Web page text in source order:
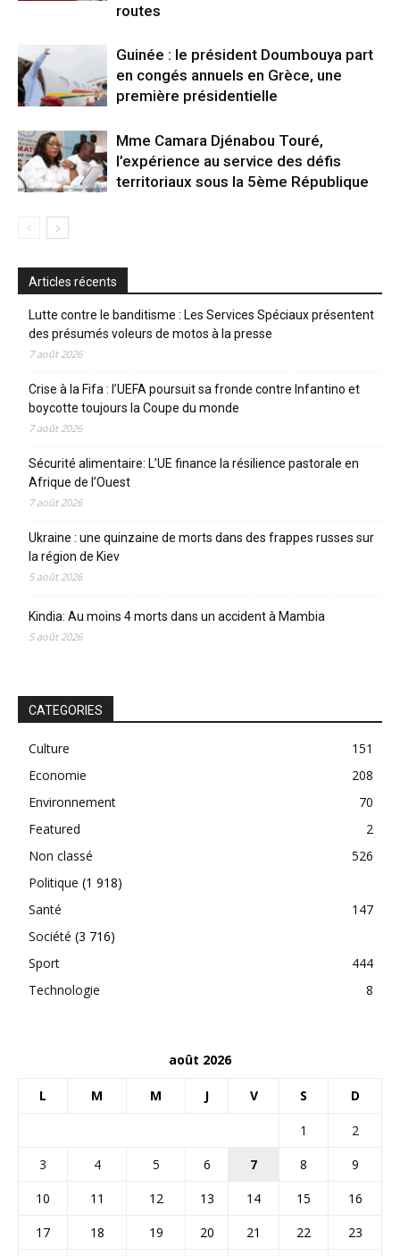
routes
Guinée : le président Doumbouya part
en congés annuels en Grèce, une
première présidentielle
Mme Camara Djénabou Touré,
l’expérience au service des défis
territoriaux sous la 5ème République
Articles récents
Lutte contre le banditisme : Les Services Spéciaux présentent
des présumés voleurs de motos à la presse
7 août 2026
Crise à la Fifa : l’UEFA poursuit sa fronde contre Infantino et
boycotte toujours la Coupe du monde
7 août 2026
Sécurité alimentaire: L’UE finance la résilience pastorale en
Afrique de l’Ouest
7 août 2026
Ukraine : une quinzaine de morts dans des frappes russes sur
la région de Kiev
5 août 2026
Kindia: Au moins 4 morts dans un accident à Mambia
5 août 2026
CATEGORIES
Culture
151
Economie
208
Environnement
70
Featured
2
Non classé
526
Politique (1 918)
Santé
147
Société (3 716)
Sport
444
Technologie
8
août 2026
L M M J V S D
1
2
3
4 5 6 7 8
9
10
11 12 13 14 15
16
17
18 19 20 21 22
23